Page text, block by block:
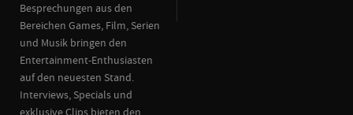
Besprechungen aus den
Bereichen Games, Film, Serien
und Musik bringen den
Entertainment-Enthusiasten
auf den neuesten Stand.
Interviews, Specials und